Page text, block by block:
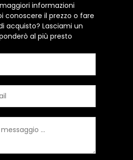
informazioni
conoscere il prezzo o fare
acquisto? Lasciami un
al più presto